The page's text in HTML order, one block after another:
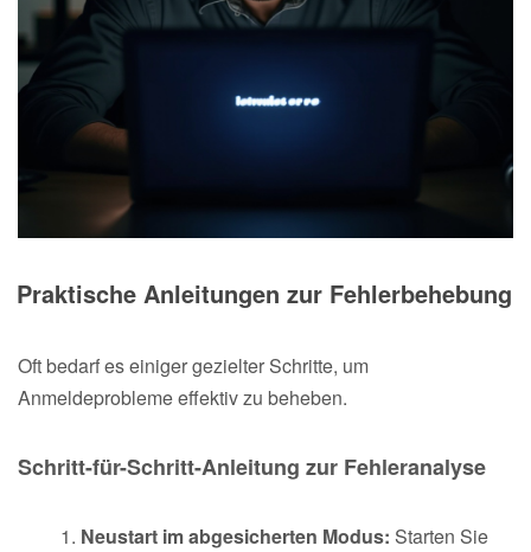
Praktische Anleitungen zur Fehlerbehebung
Oft bedarf es einiger gezielter Schritte, um
Anmeldeprobleme effektiv zu beheben.
Schritt-für-Schritt-Anleitung zur Fehleranalyse
Neustart im abgesicherten Modus: Starten Sie